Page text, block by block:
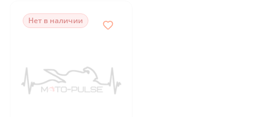
Нет в наличии